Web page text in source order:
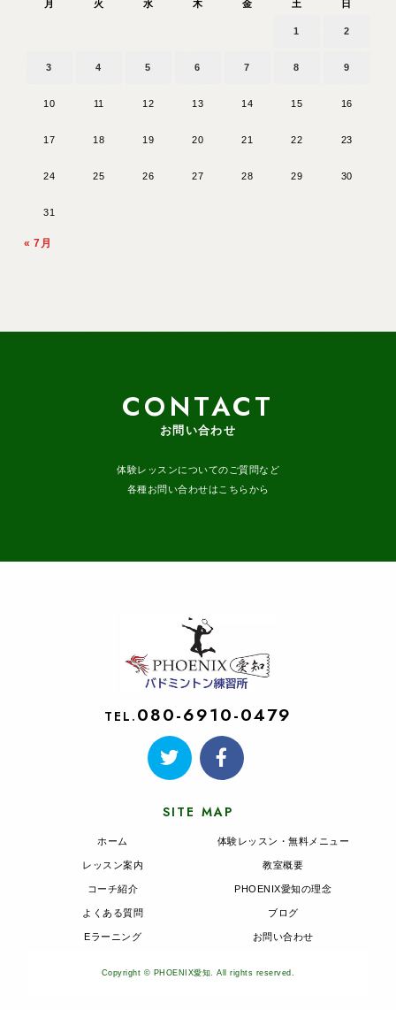
月 火 水 木 金 土 日
1 2
3 4 5 6 7 8 9
10 11 12 13 14 15 16
17 18 19 20 21 22 23
24 25 26 27 28 29 30
31
« 7月
CONTACT
お問い合わせ
体験レッスンについてのご質問など
各種お問い合わせはこちらから
TEL. 080-6910-0479
SITE MAP
ホーム
レッスン案内
コーチ紹介
よくある質問
Eラーニング
体験レッスン・無料メニュー
教室概要
PHOENIX愛知の理念
ブログ
お問い合わせ
Copyright © PHOENIX愛知. All rights reserved.